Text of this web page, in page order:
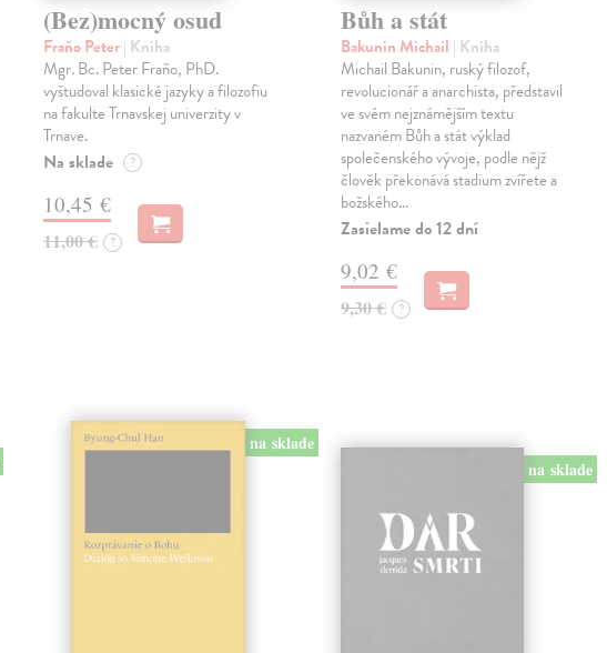
(Bez)mocný osud
Fraňo Peter| Kniha
Mgr. Bc. Peter Fraňo, PhD.
vyštudoval klasické jazyky a filozofiu
na fakulte Trnavskej univerzity v
Trnave.
Na sklade ?
10,45 €
11,00 € ?
Bůh a stát
Bakunin Michail | Kniha
Michail Bakunin, ruský filozof,
revolucionář a anarchista, představil
ve svém nejznámějším textu
nazvaném Bůh a stát výklad
společenského vývoje, podle nějž
člověk překonává stadium zvířete a
božského…
Zasielame do 12 dní
9,02 €
9,30 € ?
na sklade
na sklade